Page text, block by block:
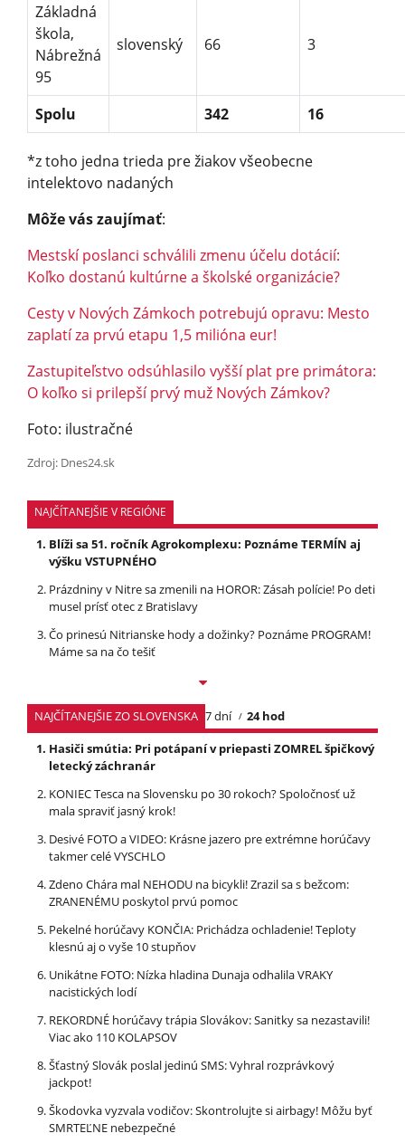
Základná
škola,
Nábrežná
95
slovenský 66 3
Spolu 342 16
*z toho jedna trieda pre žiakov všeobecne
intelektovo nadaných
Môže vás zaujímať:
Mestskí poslanci schválili zmenu účelu dotácií:
Koľko dostanú kultúrne a školské organizácie?
Cesty v Nových Zámkoch potrebujú opravu: Mesto
zaplatí za prvú etapu 1,5 milióna eur!
Zastupiteľstvo odsúhlasilo vyšší plat pre primátora:
O koľko si prilepší prvý muž Nových Zámkov?
Foto: ilustračné
Zdroj: Dnes24.sk
NAJČÍTANEJŠIE V REGIÓNE
Blíži sa 51. ročník Agrokomplexu: Poznáme TERMÍN aj
výšku VSTUPNÉHO
Prázdniny v Nitre sa zmenili na HOROR: Zásah polície! Po deti
musel prísť otec z Bratislavy
Čo prinesú Nitrianske hody a dožinky? Poznáme PROGRAM!
Máme sa na čo tešiť
NAJČÍTANEJŠIE ZO SLOVENSKA 7 dní
24 hod
Hasiči smútia: Pri potápaní v priepasti ZOMREL špičkový
letecký záchranár
KONIEC Tesca na Slovensku po 30 rokoch? Spoločnosť už
mala spraviť jasný krok!
Desivé FOTO a VIDEO: Krásne jazero pre extrémne horúčavy
takmer celé VYSCHLO
Zdeno Chára mal NEHODU na bicykli! Zrazil sa s bežcom:
ZRANENÉMU poskytol prvú pomoc
Pekelné horúčavy KONČIA: Prichádza ochladenie! Teploty
klesnú aj o vyše 10 stupňov
Unikátne FOTO: Nízka hladina Dunaja odhalila VRAKY
nacistických lodí
REKORDNÉ horúčavy trápia Slovákov: Sanitky sa nezastavili!
Viac ako 110 KOLAPSOV
Šťastný Slovák poslal jedinú SMS: Vyhral rozprávkový
jackpot!
Škodovka vyzvala vodičov: Skontrolujte si airbagy! Môžu byť
SMRTEĽNE nebezpečné